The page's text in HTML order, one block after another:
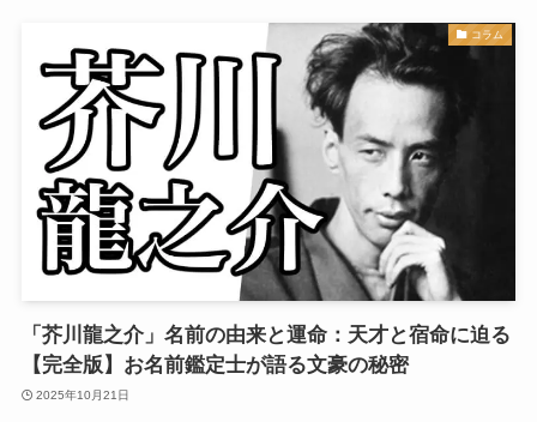
コラム
「芥川龍之介」名前の由来と運命：天才と宿命に迫る
【完全版】お名前鑑定士が語る文豪の秘密
2025年10月21日